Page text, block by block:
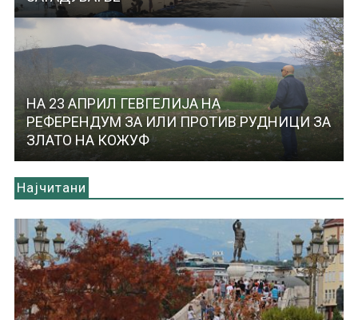
НА 23 АПРИЛ ГЕВГЕЛИЈА НА
РЕФЕРЕНДУМ ЗА ИЛИ ПРОТИВ РУДНИЦИ ЗА
ЗЛАТО НА КОЖУФ
Најчитани